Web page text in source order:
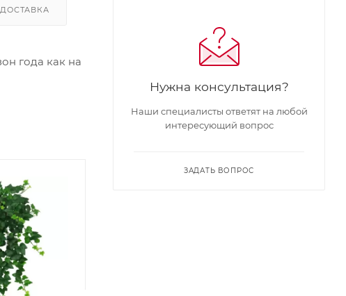
ДОСТАВКА
года как на
Нужна консультация?
Наши специалисты ответят на любой
интересующий вопрос
ЗАДАТЬ ВОПРОС